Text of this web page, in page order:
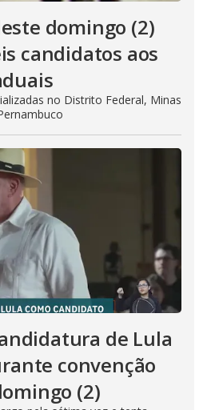
domingo (2)
candidatos aos
no Distrito Federal, Minas
de Lula
convenção
(2)